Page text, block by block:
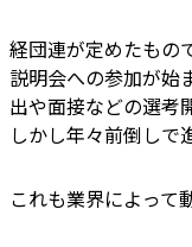
経団連が定めたもの
説明会への参加が始
出や面接などの選考
しかし年々前倒しで
これも業界によって